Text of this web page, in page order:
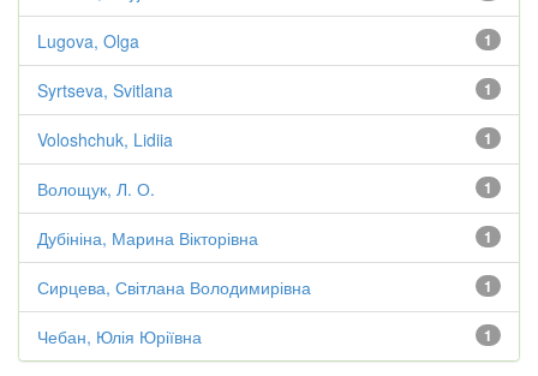
1
Lugova, Olga
1
Syrtseva, Svitlana
1
Voloshchuk, Lidiia
1
Волощук, Л. О.
1
Дубініна, Марина Вікторівна
1
Сирцева, Світлана Володимирівна
1
Чебан, Юлія Юріївна